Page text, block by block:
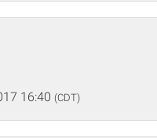
16:40 (CDT)